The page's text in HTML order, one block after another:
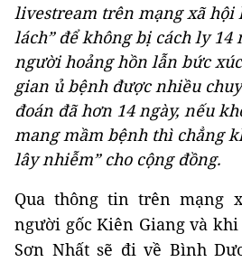
livestream trên mạng xã hội
lách” để không bị cách ly
người hoảng hồn lẫn bức
gian ủ bệnh được nhiều
đoán đã hơn 14 ngày, nếu
mang mầm bệnh thì chẳng
lây nhiễm” cho cộng đồng.
Qua thông tin trên mạng
người gốc Kiên Giang và khi
Sơn Nhất sẽ đi về Bình